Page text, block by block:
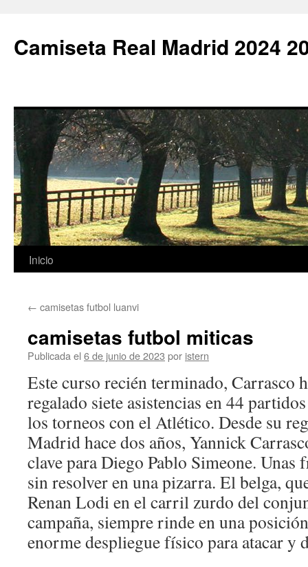
Camiseta Real Madrid 2024
Saltar
contenido
Inicio
← camisetas futbol luanvi
camisetas futbol miticas
Publicada el 6 de junio de 2023 por istern
Este curso recién terminado, Carrasco
regalado siete asistencias en 44
los torneos con el Atlético. Desde su
Madrid hace dos años, Yannick
clave para Diego Pablo Simeone. Unas
sin resolver en una pizarra. El belga,
Renan Lodi en el carril zurdo del
campaña, siempre rinde en una
enorme despliegue físico para atacar y